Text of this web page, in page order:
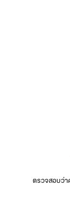
ตรวจสอบว่า